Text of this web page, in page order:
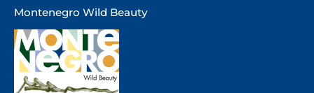
Montenegro Wild Beauty